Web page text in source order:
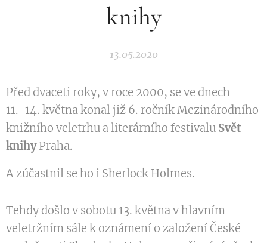
knihy
13.05.2020
Před dvaceti roky, v roce 2000, se ve dnech
11.-14. května konal již 6. ročník Mezinárodního
knižního veletrhu a literárního festivalu Svět
knihyPraha.
A zúčastnil se ho i Sherlock Holmes.
Tehdy došlo v sobotu 13. května v hlavním
veletržním sále k oznámení o založení České